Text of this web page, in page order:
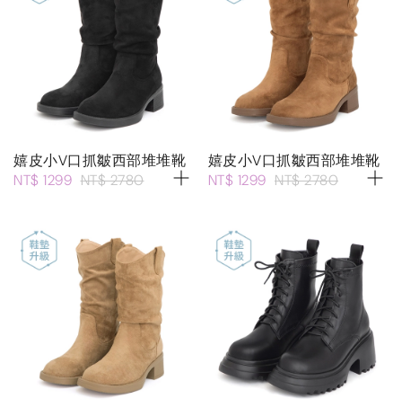
嬉皮小V口抓皺西部堆堆靴
NT$ 1299 NT$ 2780
嬉皮小V口抓皺西部堆堆靴
NT$ 1299 NT$ 2780